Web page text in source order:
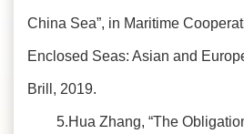
China Sea”, in Maritime
Enclosed Seas: Asian and
Brill, 2019.
5.Hua Zhang, “The